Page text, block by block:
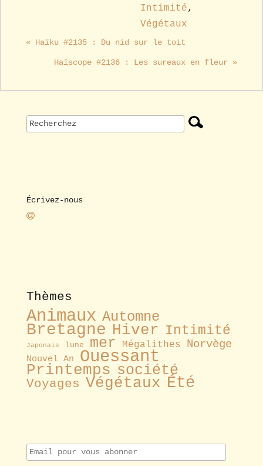
Intimité,
Végétaux
« Haïku #2135 : Du nid sur le toit
Haïscope #2136 : Les sureaux en fleur »
Écrivez-nous
Thèmes
Animaux Automne
Bretagne Hiver Intimité
Japonais lune mer Mégalithes Norvège
Nouvel An Ouessant
Printemps société
Voyages Végétaux Été
E
m